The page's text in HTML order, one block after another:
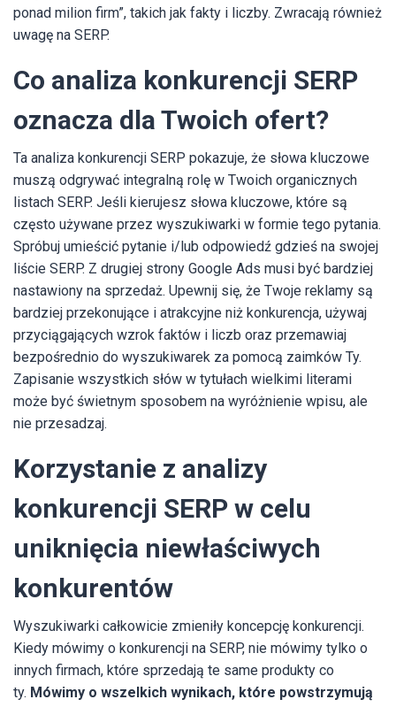
ponad milion firm”, takich jak fakty i liczby. Zwracają również
uwagę na SERP.
Co analiza konkurencji SERP
oznacza dla Twoich ofert?
Ta analiza konkurencji SERP pokazuje, że słowa kluczowe
muszą odgrywać integralną rolę w Twoich organicznych
listach SERP. Jeśli kierujesz słowa kluczowe, które są
często używane przez wyszukiwarki w formie tego pytania.
Spróbuj umieścić pytanie i/lub odpowiedź gdzieś na swojej
liście SERP. Z drugiej strony Google Ads musi być bardziej
nastawiony na sprzedaż. Upewnij się, że Twoje reklamy są
bardziej przekonujące i atrakcyjne niż konkurencja, używaj
przyciągających wzrok faktów i liczb oraz przemawiaj
bezpośrednio do wyszukiwarek za pomocą zaimków Ty.
Zapisanie wszystkich słów w tytułach wielkimi literami
może być świetnym sposobem na wyróżnienie wpisu, ale
nie przesadzaj.
Korzystanie z analizy
konkurencji SERP w celu
uniknięcia niewłaściwych
konkurentów
Wyszukiwarki całkowicie zmieniły koncepcję konkurencji.
Kiedy mówimy o konkurencji na SERP, nie mówimy tylko o
innych firmach, które sprzedają te same produkty co
ty. Mówimy o wszelkich wynikach, które powstrzymują